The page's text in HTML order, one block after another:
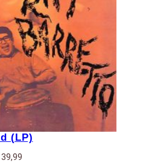
(LP)
39,99